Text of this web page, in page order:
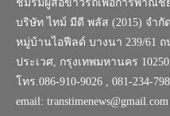
ชมรมผู้สื่อข่าวรถเพื่อการพาณิช
บริษัท ไทม์ มีดี พลัส (2015) จำกัด
หมู่บ้านไอฟีลด์ บางนา 239/61
ประเวศ, กรุงเทพมหานคร 10250
โทร.086-910-9026 , 081-234-
email: transtimenews@gmail.com